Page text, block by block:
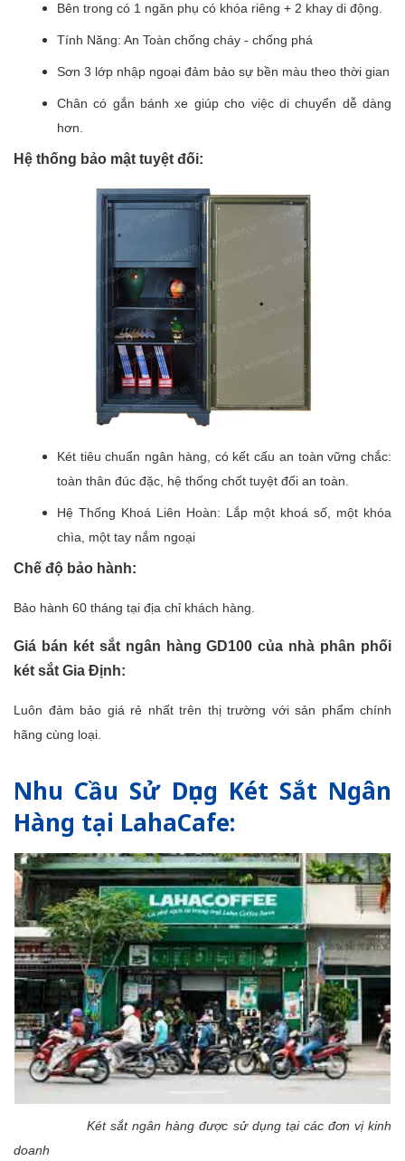
Bên trong có 1 ngăn phụ có khóa riêng + 2 khay di động.
Tính Năng: An Toàn chống cháy - chống phá
Sơn 3 lớp nhập ngoại đảm bảo sự bền màu theo thời gian
Chân có gắn bánh xe giúp cho việc di chuyển dễ dàng
hơn.
Hệ thống bảo mật tuyệt đối:
Két tiêu chuẩn ngân hàng, có kết cấu an toàn vững chắc:
toàn thân đúc đặc, hệ thống chốt tuyệt đối an toàn.
Hệ Thống Khoá Liên Hoàn: Lắp một khoá số, một khóa
chìa, một tay nắm ngoại
Chế độ bảo hành:
Bảo hành 60 tháng tại địa chỉ khách hàng.
Giá bán két sắt ngân hàng GD100 của nhà phân phối
két sắt Gia Định:
Luôn đảm bảo giá rẻ nhất trên thị trường với sản phẩm chính
hãng cùng loại.
Nhu Cầu Sử Dụng Két Sắt Ngân
Hàng tại LahaCafe:
Két sắt ngân hàng được sử dụng tại các đơn vị kinh
doanh